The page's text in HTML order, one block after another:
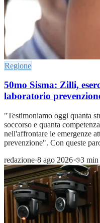
Regione
50mo Sisma: Zilli,
laboratorio
"Testimoniamo oggi quanta
soccorso e quanta
nell'affrontare le emergenze
prevenzione". Con queste
redazione·8 ago 2026· 3 min